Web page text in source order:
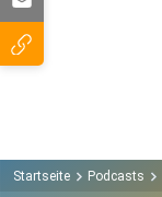
Startseite Podcasts